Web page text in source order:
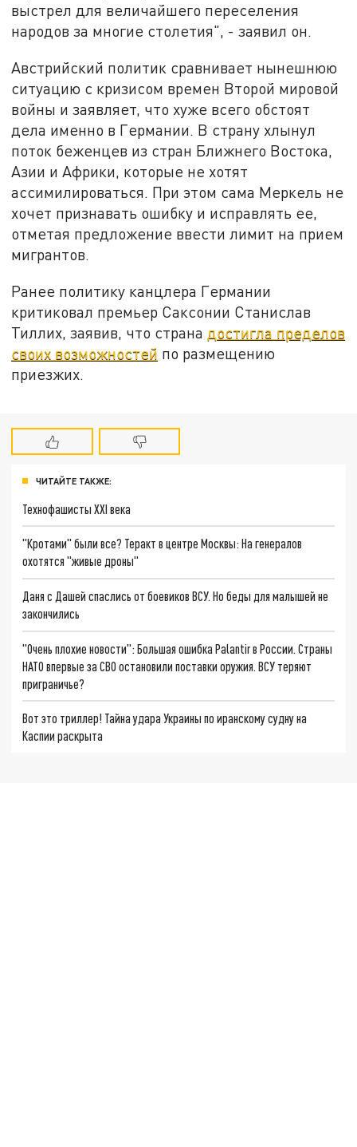
выстрел для величайшего переселения
народов за многие столетия", - заявил он.
Австрийский политик сравнивает нынешнюю
ситуацию с кризисом времен Второй мировой
войны и заявляет, что хуже всего обстоят
дела именно в Германии. В страну хлынул
поток беженцев из стран Ближнего Востока,
Азии и Африки, которые не хотят
ассимилироваться. При этом сама Меркель не
хочет признавать ошибку и исправлять ее,
отметая предложение ввести лимит на прием
мигрантов.
Ранее политику канцлера Германии
критиковал премьер Саксонии Станислав
Тиллих, заявив, что страна достигла пределов
своих возможностей по размещению
приезжих.
ЧИТАЙТЕ ТАКЖЕ:
Технофашисты XXI века
"Кротами" были все? Теракт в центре Москвы: На генералов
охотятся "живые дроны"
Даня с Дашей спаслись от боевиков ВСУ. Но беды для малышей не
закончились
"Очень плохие новости": Большая ошибка Palantir в России. Страны
НАТО впервые за СВО остановили поставки оружия. ВСУ теряют
приграничье?
Вот это триллер! Тайна удара Украины по иранскому судну на
Каспии раскрыта